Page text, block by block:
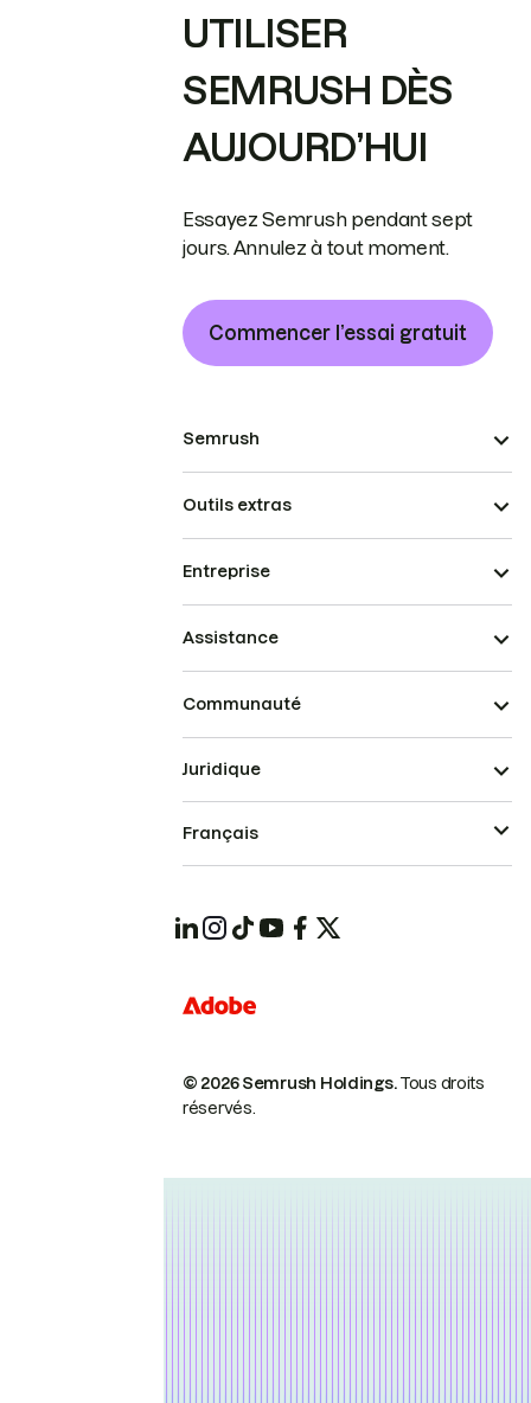
UTILISER
SEMRUSH DÈS
AUJOURD’HUI
Essayez Semrush pendant sept
jours. Annulez à tout moment.
Commencer l’essai gratuit
Semrush
Outils extras
Entreprise
Assistance
Communauté
© 2026 Semrush Holdings.Tous droits
réservés.
Juridique
Français